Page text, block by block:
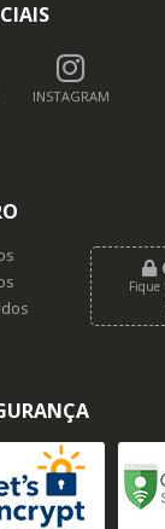
INSTAGRAM
Fique